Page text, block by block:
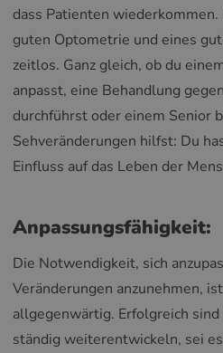
dass Patienten
guten Optometrie und eines
zeitlos. Ganz gleich, ob du
anpasst, eine Behandlung
durchführst oder einem Senior
Sehveränderungen hilfst: Du
Einfluss auf das Leben der
Anpassungsfähigkeit:
Die Notwendigkeit, sich
Veränderungen anzunehmen,
allgegenwärtig. Erfolgreich
ständig weiterentwickeln, sei